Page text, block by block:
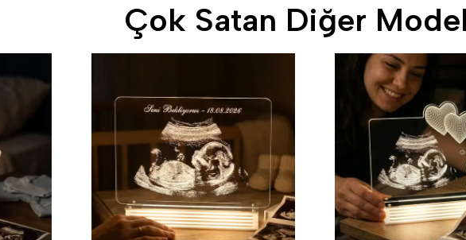
Çok Satan Diğer